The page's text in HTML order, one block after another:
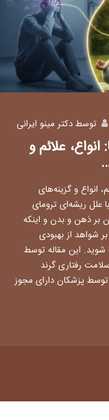
توسط دکتر مینو ایرانی
علائم و
انواع و گزینه‌های
علل ریشه‌ای ترومای
بر ذهن و بدن و اینکه
شواهد از بهبودی
شوید. این مقاله توسط
رفتاری گرند
پزشکان دارای مجوز